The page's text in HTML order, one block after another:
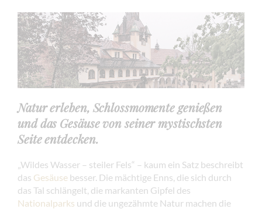
Natur erleben, Schlossmomente genießen
und das Gesäuse von seiner mystischsten
Seite entdecken.
„Wildes Wasser – steiler Fels“ – kaum ein Satz beschreibt
das Gesäuse besser. Die mächtige Enns, die sich durch
das Tal schlängelt, die markanten Gipfel des
Nationalparks und die ungezähmte Natur machen die